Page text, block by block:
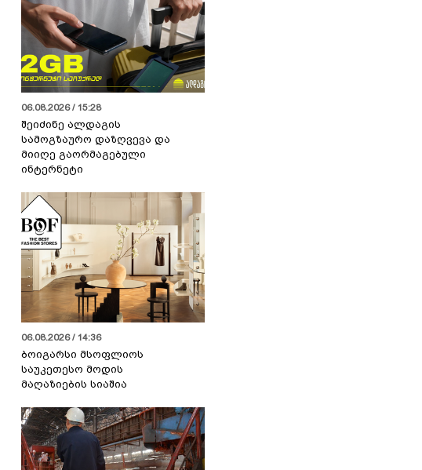
06.08.2026 / 15:28
შეიძინე ალდაგის
სამოგზაურო დაზღვევა და
მიიღე გაორმაგებული
ინტერნეტი
06.08.2026 / 14:36
ბოიგარსი მსოფლიოს
საუკეთესო მოდის
მაღაზიების სიაშია